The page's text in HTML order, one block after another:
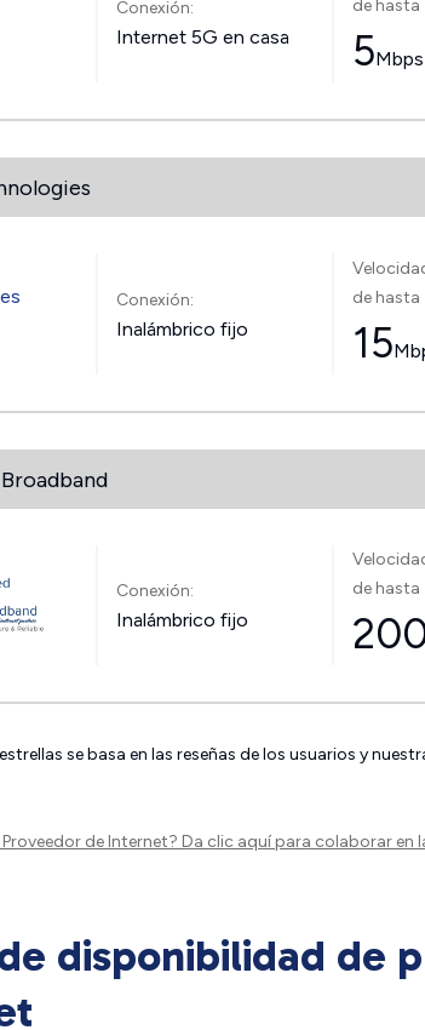
Conexión:
Internet 5G en casa
de hasta
5Mbps
Conexión:
Inalámbrico fijo
de hasta
15
Conexión:
Inalámbrico fijo
de hasta
se basa en las reseñas de los usuarios y
de Internet? Da clic aquípara colaborar en
disponibilidad de